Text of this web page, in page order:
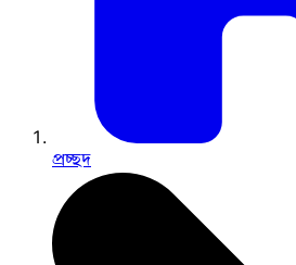
প্রচ্ছদ